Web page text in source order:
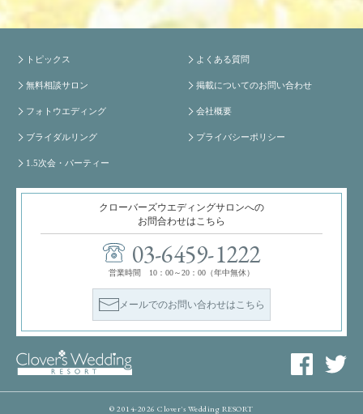
トピックス
無料相談サロン
フォトウエディング
ブライダルリング
1.5次会・パーティー
よくある質問
掲載についてのお問い合わせ
会社概要
プライバシーポリシー
クローバーズウエディングサロンへの
お問合わせはこちら
03-6459-1222
営業時間 10：00～20：00（年中無休）
メールでのお問い合わせはこちら
© 2014-2026 Clover's Wedding RESORT